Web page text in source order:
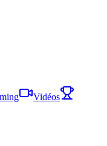
Vidéos